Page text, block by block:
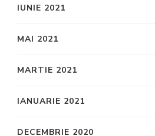
IUNIE 2021
MAI 2021
MARTIE 2021
IANUARIE 2021
DECEMBRIE 2020